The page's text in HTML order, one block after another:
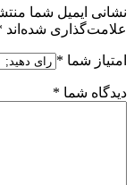
نشانی ایمیل شما
علامت‌گذاری شده‌اند
امتیاز شما *
دیدگاه شما *